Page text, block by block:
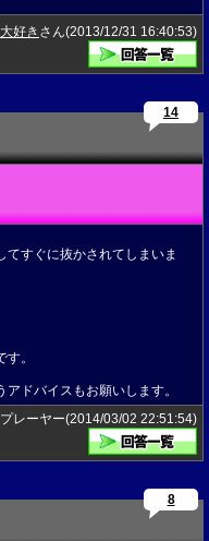
好き さん(2013/12/31 16:40:53)
14
すぐに抜かされてしまいま
。
ドバイスもお願いします。
レーヤー(2014/03/02 22:51:54)
8